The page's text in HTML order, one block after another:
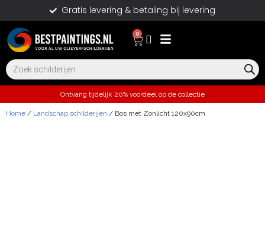
Gratis levering & betaling bij levering
0
Ontvang tijdelijk 20% voordeel op de collectie
Home / Landschap schilderijen / Bos met Zonlicht 120x90cm